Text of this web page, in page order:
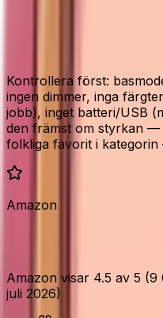
Kontrollera först:
ingen dimmer, inga
jobb), inget batteri/USB
den främst om styrkan
folkliga favorit i
Amazon
Amazon visar 4.5 av 5
juli 2026)